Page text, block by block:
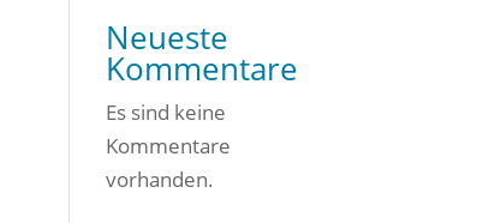
Neueste
Kommentare
Es sind keine
Kommentare
vorhanden.